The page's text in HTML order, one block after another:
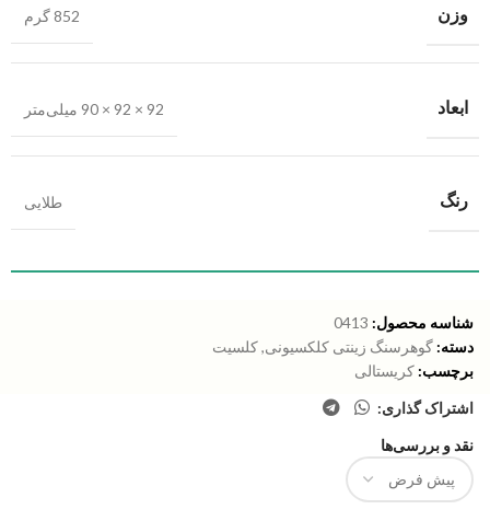
وزن 852 گرم
ابعاد 92 × 92 × 90 میلی‌متر
رنگ طلایی
شناسه محصول: 0413
دسته: گوهرسنگ زینتی کلکسیونی,کلسیت
برچسب: کریستالی
اشتراک گذاری:
نقد و بررسی‌ها